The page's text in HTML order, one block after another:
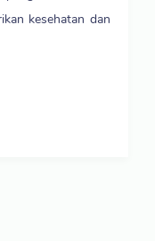
kesehatan dan